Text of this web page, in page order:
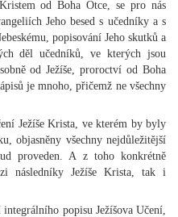
od Boha Otce, se pro nás
Jeho besed s učedníky a s
popisování Jeho skutků a
děl učedníků, ve kterých jsou
od Ježíše, proroctví od Boha
je mnoho, přičemž ne všechny
Ježíše Krista, ve kterém by byly
objasněny všechny nejdůležitější
proveden. A z toho konkrétně
následníky Ježíše Krista, tak i
integrálního popisu Ježíšova Učení,